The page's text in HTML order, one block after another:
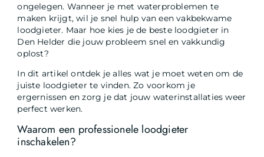
ongelegen. Wanneer je met waterproblemen te
maken krijgt, wil je snel hulp van een vakbekwame
loodgieter. Maar hoe kies je de beste loodgieter in
Den Helder die jouw probleem snel en vakkundig
oplost?
In dit artikel ontdek je alles wat je moet weten om de
juiste loodgieter te vinden. Zo voorkom je
ergernissen en zorg je dat jouw waterinstallaties weer
perfect werken.
Waarom een professionele loodgieter
inschakelen?